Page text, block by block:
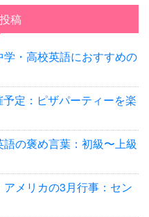
稿
・高校英語におすすめの
予定：ピザパーティーを楽
の褒め言葉：初級〜上級
メリカの3月行事：セン